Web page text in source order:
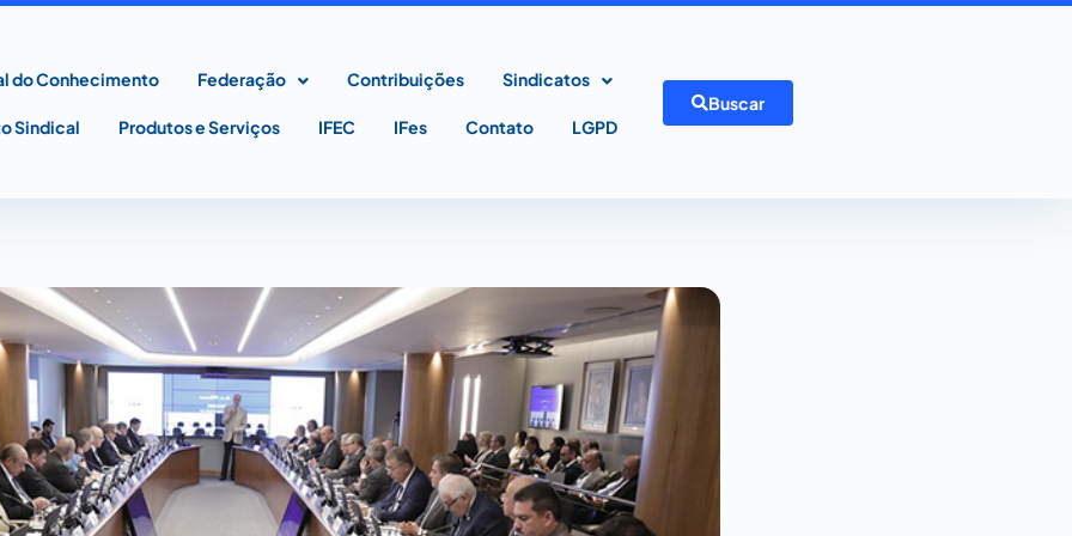
do Conhecimento Federação Contribuições Sindicatos
Sindical Produtos e Serviços IFEC IFes Contato LGPD
Buscar